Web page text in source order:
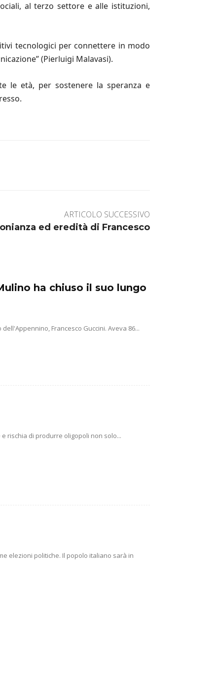
al terzo settore e alle istituzioni,
tecnologici per connettere in modo
(Pierluigi Malavasi).
le età, per sostenere la speranza e
ARTICOLO SUCCESSIVO
ed eredità di Francesco
ha chiuso il suo lungo
Francesco Guccini. Aveva 86...
rischia di produrre oligopoli non solo...
elezioni politiche. Il popolo italiano sarà in